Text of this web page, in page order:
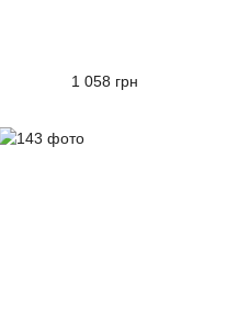
1 058 грн